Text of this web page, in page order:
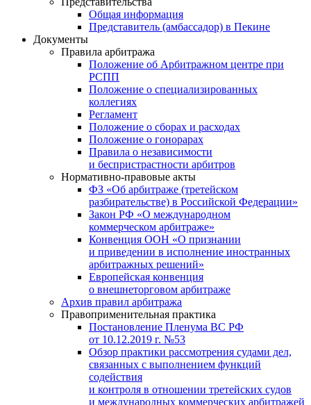
Общая информация
Представитель (амбассадор) в Пекине
Документы
Правила арбитража
Положение об Арбитражном центре при
РСПП
Положение о специализированных
коллегиях
Регламент
Положение о сборах и расходах
Положение о гонорарах
Правила о независимости
и беспристрастности арбитров
Нормативно-правовые акты
ФЗ «Об арбитраже (третейском
разбирательстве) в Российской Федерации»
Закон РФ «О международном
коммерческом арбитраже»
Конвенция ООН «О признании
и приведении в исполнение иностранных
арбитражных решений»
Европейская конвенция
о внешнеторговом арбитраже
Архив правил арбитража
Правоприменительная практика
Постановление Пленума ВС РФ
от 10.12.2019 г. №53
Обзор практики рассмотрения судами дел,
связанных с выполнением функций
содействия
и контроля в отношении третейских судов
и международных коммерческих арбитражей